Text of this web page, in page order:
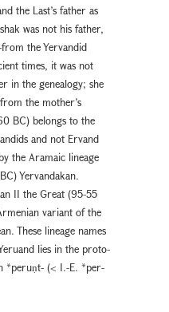
the Last’s father as
was not his father,
the Yervandid
times, it was not
in the genealogy; she
the mother’s
BC) belongs to the
and not Ervand
the Aramaic lineage
Yervandakan.
II the Great (95-55
variant of the
These lineage names
lies in the proto-
*peruṇt- (< I.-E. *per-